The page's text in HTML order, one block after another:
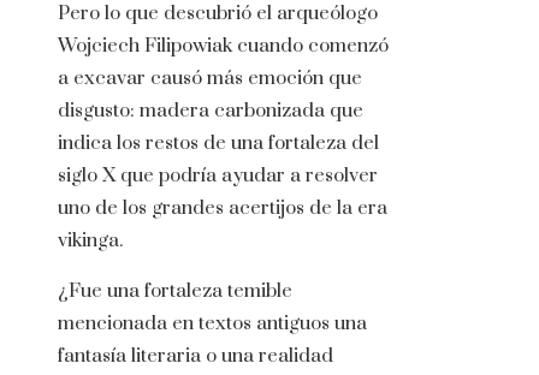
Pero lo que descubrió el arqueólogo
Wojciech Filipowiak cuando comenzó
a excavar causó más emoción que
disgusto: madera carbonizada que
indica los restos de una fortaleza del
siglo X que podría ayudar a resolver
uno de los grandes acertijos de la era
vikinga.
¿Fue una fortaleza temible
mencionada en textos antiguos una
fantasía literaria o una realidad